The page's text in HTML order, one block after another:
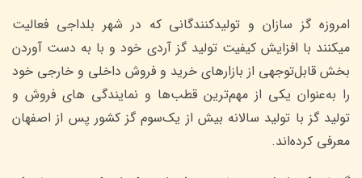
امروزه گز سازان و تولیدکنندگانی که در شهر بلداجی فعالیت
میکنند با افزایش کیفیت تولید گز آردی خود و با به دست آوردن
بخش قابل‌توجهی از بازارهای خرید و فروش داخلی و خارجی خود
را به‌عنوان یکی از مهم‌ترین قطب‌ها و نمایندگی های فروش و
تولید گز با تولید سالانه بیش از یک‌سوم گز کشور پس از اصفهان
معرفی کرده‌اند.